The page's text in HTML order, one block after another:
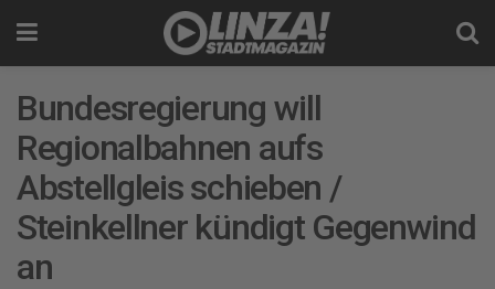
Bundesregierung will
Regionalbahnen aufs
Abstellgleis schieben /
Steinkellner kündigt Gegenwind
an